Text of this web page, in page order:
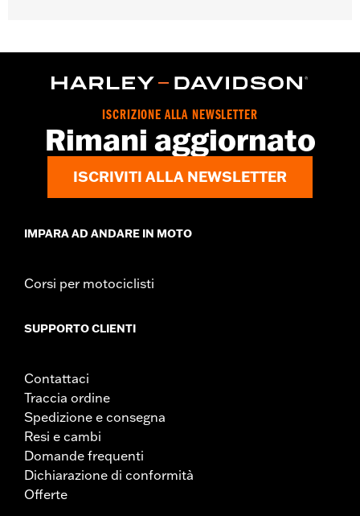
Venduti singolarmente:Coppia
montaggio e istruzioni per l’installazione
GARANZIA:Garanzia limitata di 2 anni – Visitare la pagina
www.h-d.com/warrantyper le informazioni complete
ISCRIZIONE ALLA NEWSLETTER
Rimani aggiornato
ISCRIVITI ALLA NEWSLETTER
IMPARA AD ANDARE IN MOTO
Corsi per motociclisti
SUPPORTO CLIENTI
Contattaci
Traccia ordine
Spedizione e consegna
Resi e cambi
Domande frequenti
Dichiarazione di conformità
Offerte